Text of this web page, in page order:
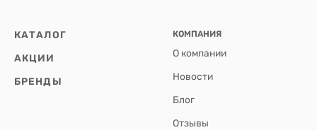
КАТАЛОГ
АКЦИИ
БРЕНДЫ
КОМПАНИЯ
О компании
Новости
Блог
Отзывы